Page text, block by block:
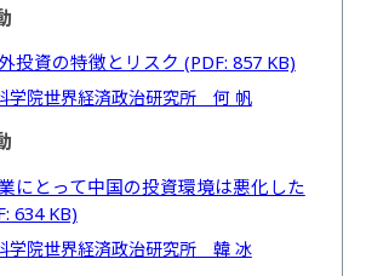
投資の特徴とリスク (PDF: 857 KB)
学院世界経済政治研究所 何 帆
にとって中国の投資環境は悪化した
634 KB)
学院世界経済政治研究所 韓 冰